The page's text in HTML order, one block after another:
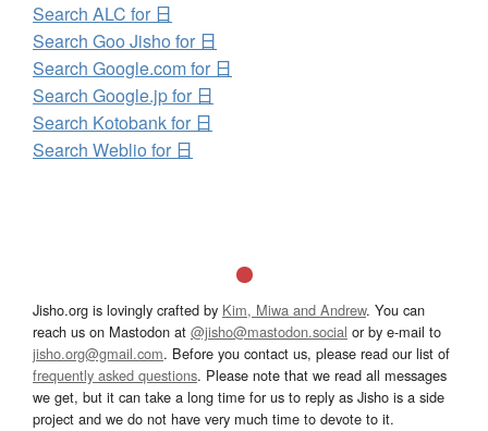
Search ALC for 日
Search Goo Jisho for 日
Search Google.com for 日
Search Google.jp for 日
Search Kotobank for 日
Search Weblio for 日
Jisho.org is lovingly crafted by Kim, Miwa and Andrew. You can
reach us on Mastodon at @jisho@mastodon.social or by e-mail to
jisho.org@gmail.com. Before you contact us, please read our list of
frequently asked questions. Please note that we read all messages
we get, but it can take a long time for us to reply as Jisho is a side
project and we do not have very much time to devote to it.